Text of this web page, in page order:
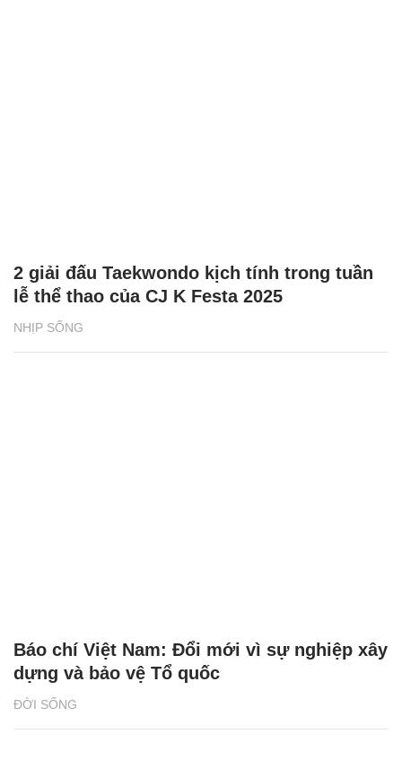
NHỊP SỐNG
2 giải đấu Taekwondo kịch tính trong tuần
lễ thể thao của CJ K Festa 2025
ĐỜI SỐNG
Báo chí Việt Nam: Đổi mới vì sự nghiệp xây
dựng và bảo vệ Tổ quốc